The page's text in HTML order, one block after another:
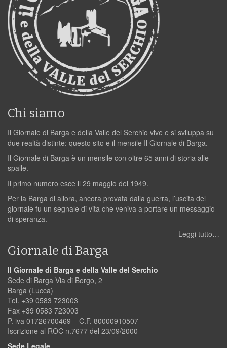
Chi siamo
Il Giornale di Barga e della Valle del Serchio vive e si sviluppa su
due realtà distinte: questo sito e il mensile Il Giornale di Barga.
Il Giornale di Barga è un mensile con oltre 65 anni di storia alle
spalle.
Il primo numero esce il 29 maggio del 1949.
Per la Barga di allora, ancora provata dalla guerra, l’uscita del
giornale fu un segnale di vita che veniva a portare un messaggio
di speranza.
Leggi tutto…
Giornale di Barga
Il Giornale di Barga e della Valle del Serchio
Sede di Barga Via di Borgo, 2
Barga (Lucca)
Tel. +39 0583 723003
Fax +39 0583 723003
P. iva 01726700469 – C.F. 80000910507
Iscrizione al ROC n.7677 del 23/09/2000